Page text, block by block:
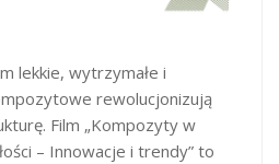
lekkie, wytrzymałe i
rewolucjonizują
Film „Kompozyty w
– Innowacje i trendy” to